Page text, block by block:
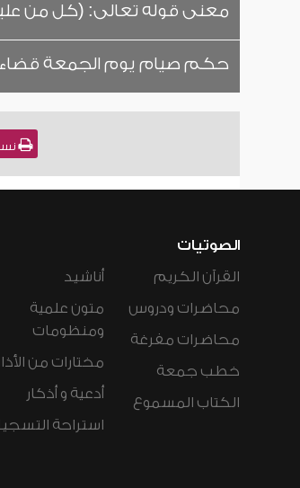
معنى قوله تعالى: (كل من
حكم صيام يوم الجمعة قضاء
نسخة
الصوتيات
القرآن الكريم
محاضرات ودروس
محاضرات مفرغة
خطب جمعة
الكتاب المسموع
أناشيد
متون علمية
ومنظومات
مختارات من
أدعية و أذكار
استراحة